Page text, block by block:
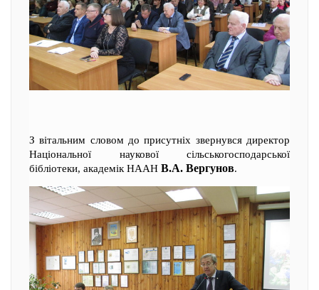
З вітальним словом до присутніх звернувся директор
Національної наукової сільськогосподарської
бібліотеки, академік НААН В.А. Вергунов.